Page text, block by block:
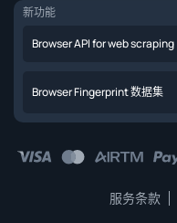
新功能
Browser API for web scraping
Browser Fingerprint 数据集
服务条款